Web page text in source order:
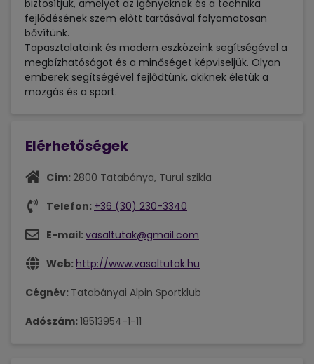
biztosítjuk, amelyet az igényeknek és a technika
fejlődésének szem előtt tartásával folyamatosan
bővítünk.
Tapasztalataink és modern eszközeink segítségével a
megbízhatóságot és a minőséget képviseljük. Olyan
emberek segítségével fejlődtünk, akiknek életük a
mozgás és a sport.
Elérhetőségek
Cím: 2800 Tatabánya, Turul szikla
Telefon: +36 (30) 230-3340
E-mail: vasaltutak@gmail.com
Web: http://www.vasaltutak.hu
Cégnév: Tatabányai Alpin Sportklub
Adószám: 18513954-1-11